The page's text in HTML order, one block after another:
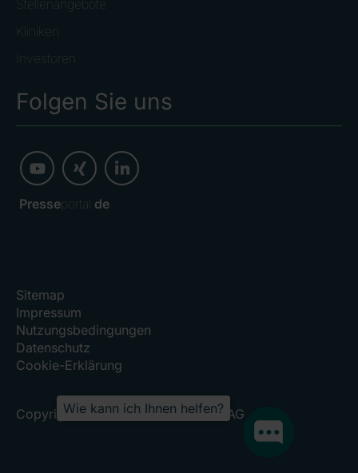
Stellenangebote
Kliniken
Investoren
Folgen Sie uns
Presseportal. de
Sitemap
Impressum
Nutzungsbedingungen
Datenschutz
Cookie-Erklärung
Copyright 2026, RHÖN-KLINIKUM AG
Wie kann ich Ihnen helfen?